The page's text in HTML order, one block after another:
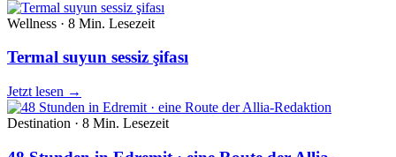
Wellness · 8 Min. Lesezeit
Termal suyun sessiz şifası
Jetzt lesen →
Destination · 8 Min. Lesezeit